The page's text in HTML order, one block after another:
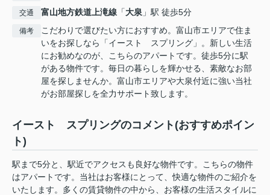
交通 富山地方鉄道上滝線 「大泉 」駅 徒歩5分
備考
こだわりで選びたい方におすすめ。富山市エリアで住ま
いをお探しなら「イースト スプリング」。新しい生活
にお勧めなのが、こちらのアパートです。徒歩5分に駅
がある物件です。毎日の暮らしを輝かせる、素敵なお部
屋を探しませんか。富山市エリアや大泉付近に強い当社
がお部屋探しを全力サポート致します。
イースト スプリングのコメント(おすすめポイン
ト)
駅まで5分と、駅近でアクセスも良好な物件です。こちらの物件
はアパートです。当社はお客様にとって、快適な物件のご紹介を
いたします。多くの賃貸物件の中から、お客様の生活スタイルに